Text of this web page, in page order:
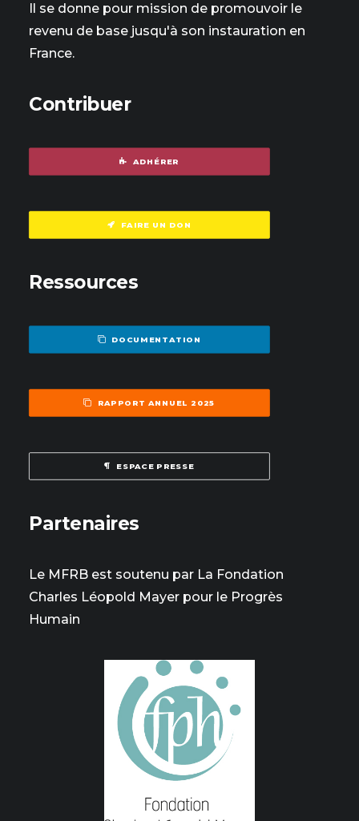
Il se donne pour mission de promouvoir le
revenu de base jusqu'à son instauration en
France.
Contribuer
ADHÉRER
FAIRE UN DON
Ressources
DOCUMENTATION
RAPPORT ANNUEL 2025
ESPACE PRESSE
Partenaires
Le MFRB est soutenu par La Fondation
Charles Léopold Mayer pour le Progrès
Humain